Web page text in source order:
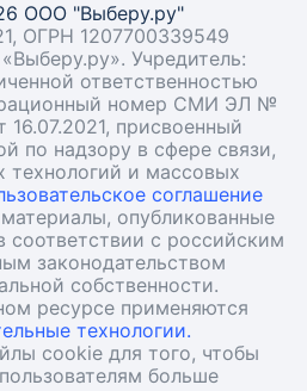
ООО "Выберу.ру"
ОГРН 1207700339549
Учредитель:
ответственностью
номер СМИ ЭЛ №
присвоенный
по надзору в сфере связи,
и массовых
соглашение
опубликованные
с российским
законодательством
собственности.
ресурсе применяются
технологии.
cookie для того, чтобы
больше